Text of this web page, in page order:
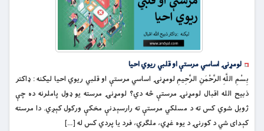
لومړنۍ اساسي مرستې او قلبي ریوي احیا
بِسْمِ اللَّهِ الرَّحْمَنِ الرَّحِيمِ لومړنۍ اساسي مرستې او قلبي ریوي احیا لیکنه : ډاکتر
ذبیح الله اقبال لومړنۍ مرستې څه دي؟ لومړنۍ مرسته یو ډول پاملرنه ده چې
ژوبل شوي کس ته د مسلکي مرستې ته رارسېدنې مخکې ورکول کېږي. دا مرسته
کېدای شي د کورنۍ د یوه غړي، ملګري، فرد یا پردي کس له […]